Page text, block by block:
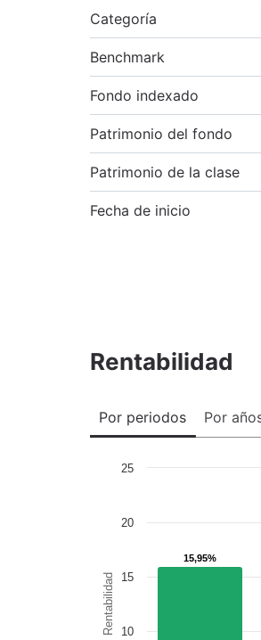
Categoría
Benchmark
Fondo indexado
Patrimonio del fondo
Patrimonio de la clase
Fecha de inicio
Rentabilidad
Por periodos Por
Rentabilidad
15,95%
15,95%
10
15
20
25